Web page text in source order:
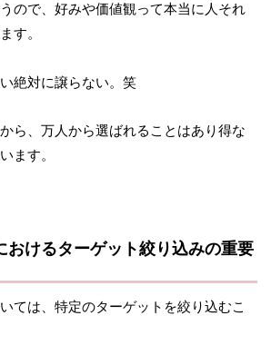
ので、好みや価値観って本当に人それ
す。
絶対に譲らない。笑
ら、万人から選ばれることはあり得な
ます。
おけるターゲット絞り込みの重要
ては、特定のターゲットを絞り込むこ